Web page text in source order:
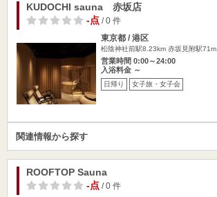
KUDOCHI sauna 赤坂店
-点/ 0 件
東京都 / 港区
松陰神社前駅8.23km 赤坂見附駅71m
営業時間 0:00～24:00
入浴料金 ～
日帰り 女子旅・女子会
関連情報から探す
ROOFTOP Sauna
-点/ 0 件